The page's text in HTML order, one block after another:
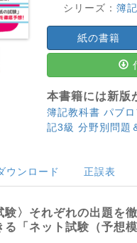
シリーズ： 簿
紙の書籍
本書籍には新版
簿記教科書 パブ
記3級 分野別問題
ウンロード 正誤表
験〉それぞれの出題を
る「ネット試験（予想